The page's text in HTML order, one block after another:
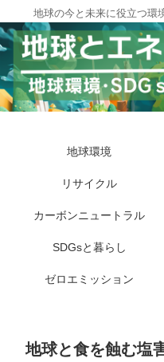
地球の今と未来に役立つ環
地球環境
リサイクル
カーボンニュートラル
SDGsと暮らし
ゼロエミッション
地球と食を蝕む塩